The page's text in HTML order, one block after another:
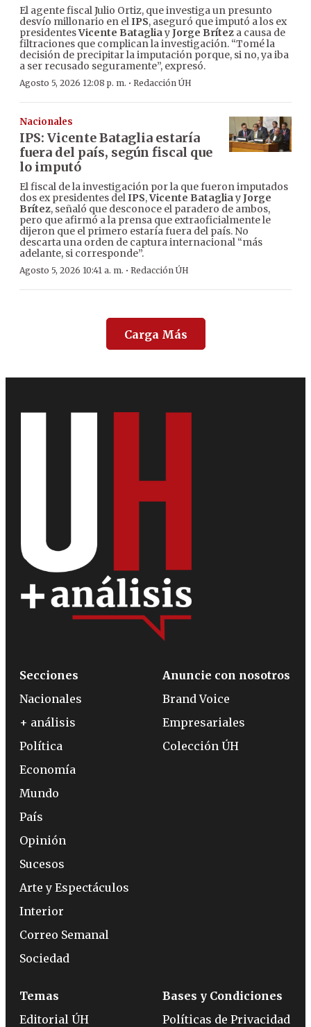
El agente fiscal Julio Ortiz, que investiga un presunto
desvío millonario en elIPS, aseguró que imputó a los ex
presidentesVicente BatagliayJorge Brítez a causa de
filtraciones que complican la investigación. “Tomé la
decisión de precipitar la imputación porque, si no, ya iba
a ser recusado seguramente”, expresó.
Agosto 5, 2026 12:08 p. m. · Redacción ÚH
Nacionales
IPS: Vicente Bataglia estaría
fuera del país, según fiscal que
lo imputó
El fiscal de la investigación por la que fueron imputados
dos ex presidentes delIPS,Vicente BatagliayJorge
Brítez, señaló que desconoce el paradero de ambos,
pero que afirmó a la prensa que extraoficialmente le
dijeron que el primero estaría fuera del país. No
descarta una orden de captura internacional “más
adelante, si corresponde”.
Agosto 5, 2026 10:41 a. m. · Redacción ÚH
Carga Más
Secciones
Nacionales
+ análisis
Política
Economía
Mundo
País
Opinión
Sucesos
Arte y Espectáculos
Interior
Correo Semanal
Sociedad
Anuncie con nosotros
Brand Voice
Empresariales
Colección ÚH
Temas
Editorial ÚH
Bases y Condiciones
Políticas de Privacidad